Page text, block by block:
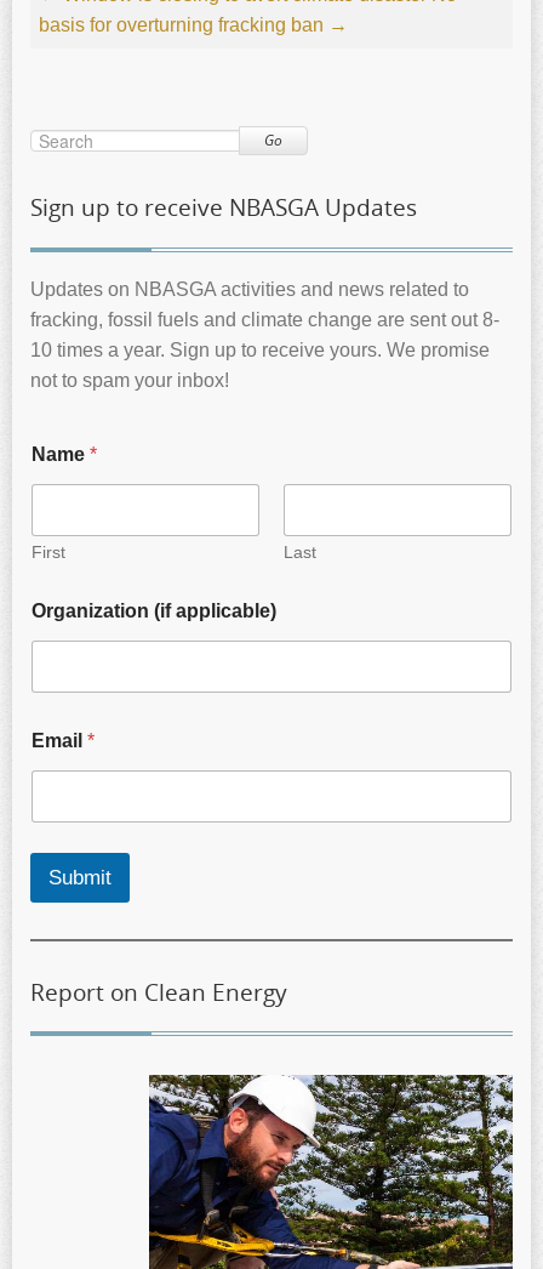
basis for overturning fracking ban →
Go
Sign up to receive NBASGA Updates
Updates on NBASGA activities and news related to
fracking, fossil fuels and climate change are sent out 8-
10 times a year. Sign up to receive yours. We promise
not to spam your inbox!
Name *
First Last
Organization (if applicable)
Email *
Submit
Report on Clean Energy